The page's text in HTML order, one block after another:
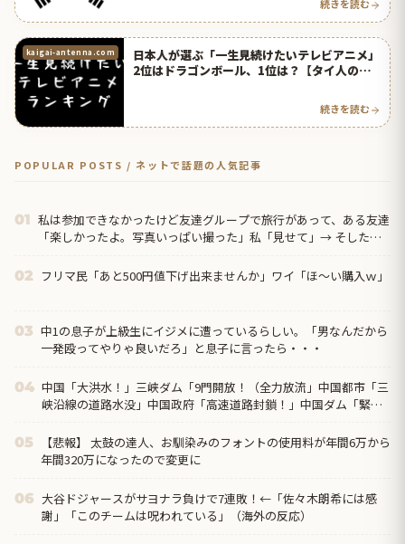
続きを読む
kaigai-antenna.com
日本人が選ぶ「一生見続けたいテレビアニメ」
2位はドラゴンボール、1位は？【タイ人の反
続きを読む
POPULAR POSTS / ネットで話題の人気記事
01 私は参加できなかったけど友達グループで旅行があって、ある友達
「楽しかったよ。写真いっぱい撮った」私「見せて」→ そしたら
02 フリマ民「あと500円値下げ出来ませんか」ワイ「ほ～い購入ｗ」
03 中1の息子が上級生にイジメに遭っているらしい。「男なんだから
一発殴ってやりゃ良いだろ」と息子に言ったら・・・
04 中国「大洪水！」三峡ダム「9門開放！（全力放流」中国都市「三
峡沿線の道路水没」中国政府「高速道路封鎖！」中国ダム「緊急
05
【悲報】 太鼓の達人、お馴染みのフォントの使用料が年間6万から
年間320万になったので変更に
06 大谷ドジャースがサヨナラ負けで7連敗！←「佐々木朗希には感
謝」「このチームは呪われている」（海外の反応）